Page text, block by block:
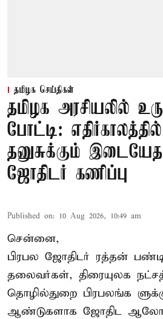
தமிழக செய்திகள்
தமிழக அரசியலில்
போட்டி:
தனுசுக்கும்
ஜோதிடர் கணிப்பு
Published on: 10 Aug 2026, 10:49 am
சென்னை,
பிரபல ஜோதிடர் ரத்தன்
தலைவர்கள், திரையுலக
தொழில்துறை பிரபலங்க
ஆண்டுகளாக ஜோதிட